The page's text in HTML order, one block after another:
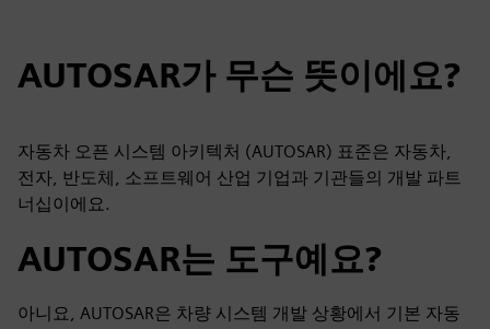
AUTOSAR가 무슨 뜻이에요?
자동차 오픈 시스템 아키텍처 (AUTOSAR) 표준은 자동차,
전자, 반도체, 소프트웨어 산업 기업과 기관들의 개발 파트
너십이에요.
AUTOSAR는 도구예요?
아니요, AUTOSAR은 차량 시스템 개발 상황에서 기본 자동